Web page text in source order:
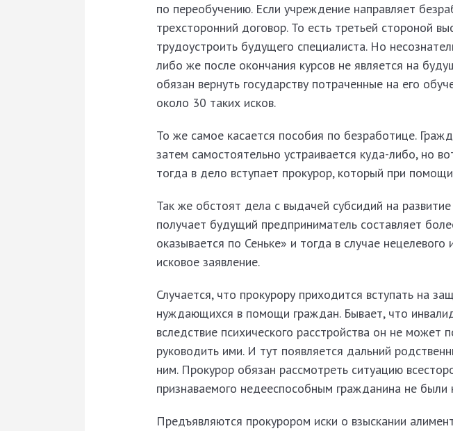
по переобучению. Если учреждение направляет
трехсторонний договор. То есть третьей стороной
трудоустроить будущего специалиста. Но
либо же после окончания курсов не является на
обязан вернуть государству потраченные на его
около 30 таких исков.
То же самое касается пособия по безработице.
затем самостоятельно устраивается куда-либо, но
тогда в дело вступает прокурор, который при
Так же обстоят дела с выдачей субсидий на
получает будущий предприниматель составляет
оказывается по Сеньке» и тогда в случае
исковое заявление.
Случается, что прокурору приходится вступать на
нуждающихся в помощи граждан. Бывает, что
вследствие психического расстройства он не может
руководить ими. И тут появляется дальний
ним. Прокурор обязан рассмотреть ситуацию
признаваемого недееспособным гражданина не были
Предъявляются прокурором иски о взыскании